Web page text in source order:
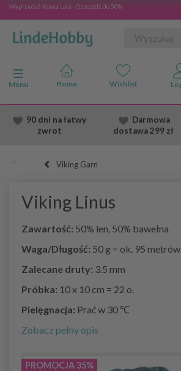
Wyprzedaż Konca Lata - Oszczędź do 50%
Przełącz nawigację
Menu
90 dni na łatwy
zwrot
Darmowa
dostawa299 zł
Viking Garn
Viking Linus
Zawartość: 50% len, 50% bawełna
Waga/Długość: 50 g = ok. 95 metrów
Zalecane druty: 3.5 mm
Próbka: 10 x 10 cm = 22 o.
Pielęgnacja: Prać w 30 ℃
Zobacz pełny opis
PROMOCJA 35%